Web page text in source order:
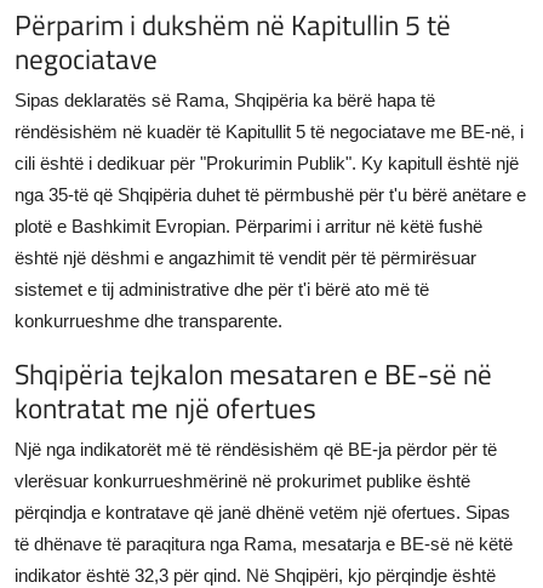
Përparim i dukshëm në Kapitullin 5 të
negociatave
Sipas deklaratës së Rama, Shqipëria ka bërë hapa të
rëndësishëm në kuadër të Kapitullit 5 të negociatave me BE-në, i
cili është i dedikuar për "Prokurimin Publik". Ky kapitull është një
nga 35-të që Shqipëria duhet të përmbushë për t'u bërë anëtare e
plotë e Bashkimit Evropian. Përparimi i arritur në këtë fushë
është një dëshmi e angazhimit të vendit për të përmirësuar
sistemet e tij administrative dhe për t'i bërë ato më të
konkurrueshme dhe transparente.
Shqipëria tejkalon mesataren e BE-së në
kontratat me një ofertues
Një nga indikatorët më të rëndësishëm që BE-ja përdor për të
vlerësuar konkurrueshmërinë në prokurimet publike është
përqindja e kontratave që janë dhënë vetëm një ofertues. Sipas
të dhënave të paraqitura nga Rama, mesatarja e BE-së në këtë
indikator është 32,3 për qind. Në Shqipëri, kjo përqindje është